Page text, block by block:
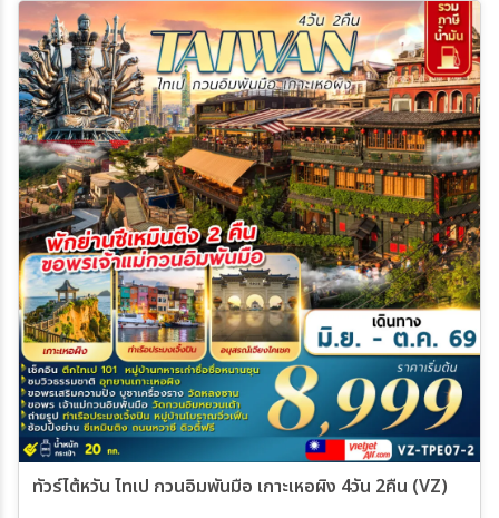
ทัวร์ไต้หวัน ไทเป กวนอิมพันมือ เกาะเหอผิง 4วัน 2คืน (VZ)